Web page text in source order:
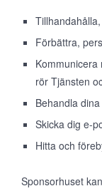
Förbättra,
rör Tjänsten
Behandla
Skicka dig e-
Hitta och
Sponsorhuset